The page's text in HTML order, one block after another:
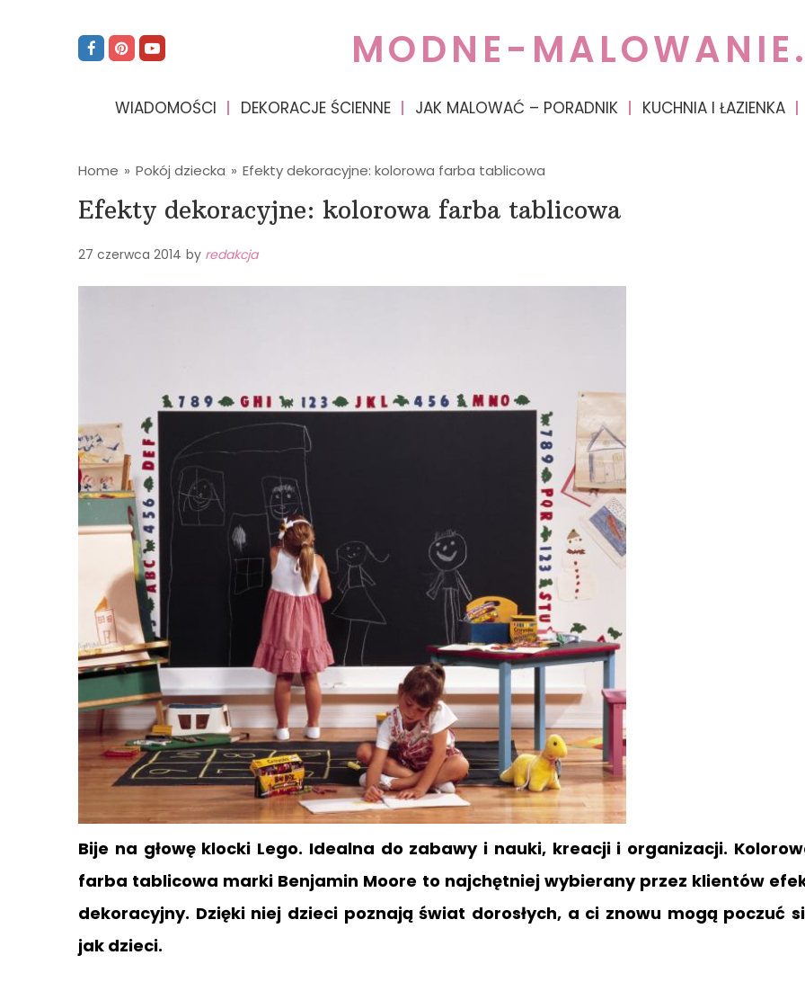
MODNE-
WIADOMOŚCI DEKORACJE ŚCIENNE JAK MALOWAĆ – PORADNIK KUCHNIA I ŁAZIENKA
Home » Pokój dziecka » Efekty dekoracyjne: kolorowa farba tablicowa
Efekty dekoracyjne: kolorowa farba tablicowa
27 czerwca 2014 by redakcja
Bije na głowę klocki Lego. Idealna do zabawy i nauki, kreacji i organizacji.
farba tablicowa marki Benjamin Moore to najchętniej wybierany przez klientów
dekoracyjny. Dzięki niej dzieci poznają świat dorosłych, a ci znowu mogą poczuć
jak dzieci.